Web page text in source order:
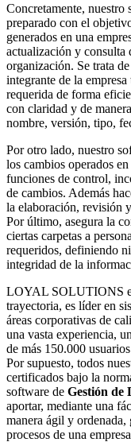
Concretamente, nuestro
preparado con el
generados en una
actualización y consulta
organización. Se trata
integrante de la
requerida de forma
con claridad y de
nombre, versión, tipo,
Por otro lado, nuestro
los cambios operados
funciones de control,
de cambios. Además
la elaboración, revisión
Por último, asegura la
ciertas carpetas a
requeridos, definiendo
integridad de la
LOYAL SOLUTIONS
trayectoria, es líder en
áreas corporativas de
una vasta experiencia,
de más 150.000
Por supuesto, todos
certificados bajo la
software de Gestión de
aportar, mediante una
manera ágil y
procesos de una